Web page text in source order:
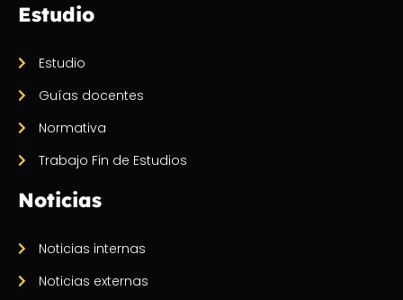
Estudio
Estudio
Guías docentes
Normativa
Trabajo Fin de Estudios
Noticias
Noticias internas
Noticias externas